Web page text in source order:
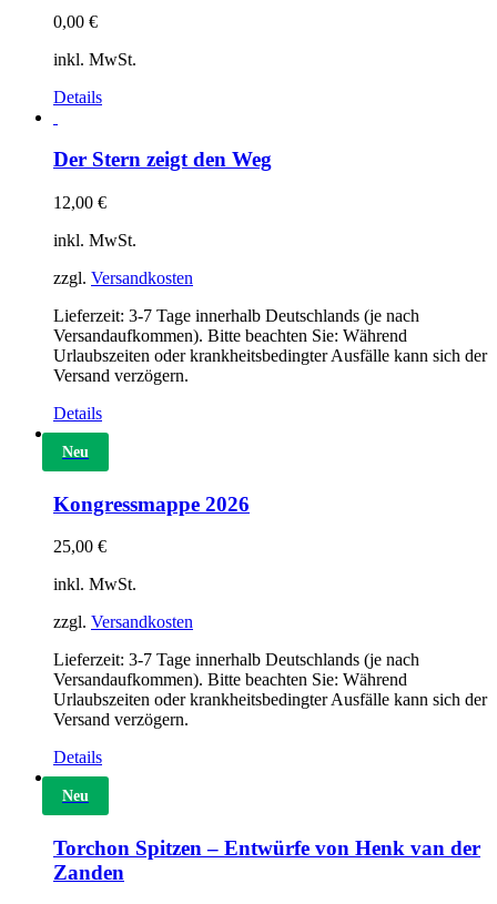
0,00 €
inkl. MwSt.
Details
Der Stern zeigt den Weg
12,00 €
inkl. MwSt.
zzgl. Versandkosten
Lieferzeit: 3-7 Tage innerhalb Deutschlands (je nach
Versandaufkommen). Bitte beachten Sie: Während
Urlaubszeiten oder krankheitsbedingter Ausfälle kann sich der
Versand verzögern.
Details
Neu
Kongressmappe 2026
25,00 €
inkl. MwSt.
zzgl. Versandkosten
Lieferzeit: 3-7 Tage innerhalb Deutschlands (je nach
Versandaufkommen). Bitte beachten Sie: Während
Urlaubszeiten oder krankheitsbedingter Ausfälle kann sich der
Versand verzögern.
Details
Neu
Torchon Spitzen – Entwürfe von Henk van der
Zanden